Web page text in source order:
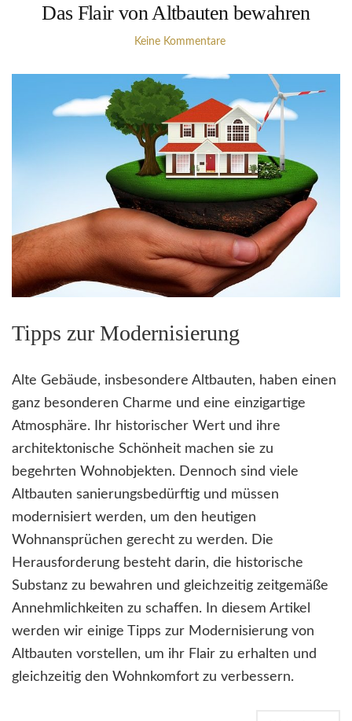
Das Flair von Altbauten bewahren
Keine Kommentare
Tipps zur Modernisierung
Alte Gebäude, insbesondere Altbauten, haben einen
ganz besonderen Charme und eine einzigartige
Atmosphäre. Ihr historischer Wert und ihre
architektonische Schönheit machen sie zu
begehrten Wohnobjekten. Dennoch sind viele
Altbauten sanierungsbedürftig und müssen
modernisiert werden, um den heutigen
Wohnansprüchen gerecht zu werden. Die
Herausforderung besteht darin, die historische
Substanz zu bewahren und gleichzeitig zeitgemäße
Annehmlichkeiten zu schaffen. In diesem Artikel
werden wir einige Tipps zur Modernisierung von
Altbauten vorstellen, um ihr Flair zu erhalten und
gleichzeitig den Wohnkomfort zu verbessern.